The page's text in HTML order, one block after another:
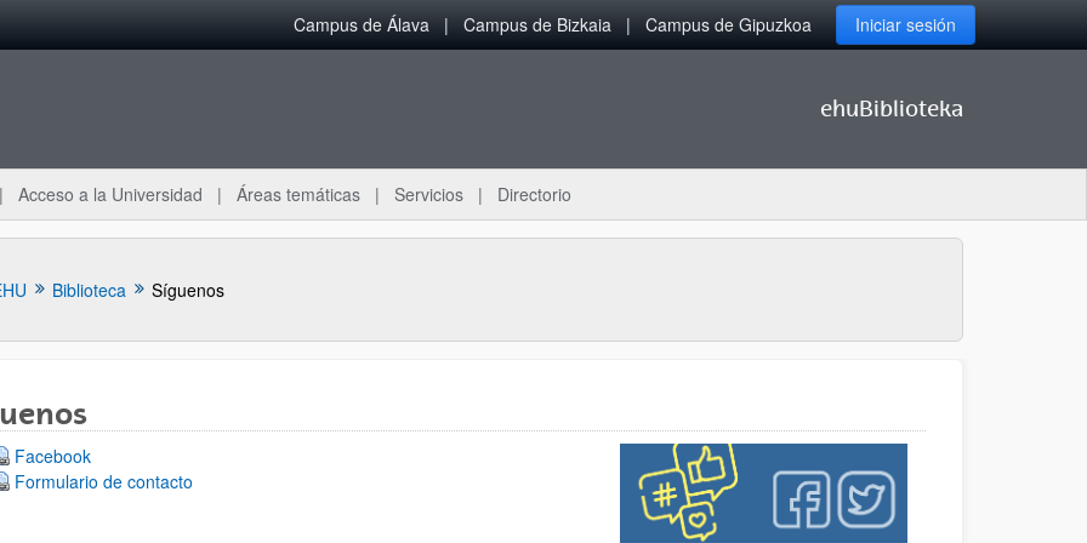
Campus de Álava Campus de Bizkaia Campus de Gipuzkoa Iniciar sesión
ehuBiblioteka
Acceso a la Universidad Áreas temáticas Servicios Directorio
Biblioteca Síguenos
subpáginas
Facebook
Formulario de contacto